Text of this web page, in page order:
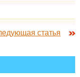
статья